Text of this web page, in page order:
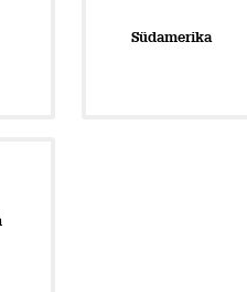
Südamerika